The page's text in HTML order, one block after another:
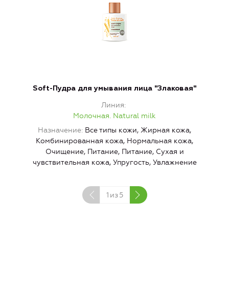
Soft-Пудра для умывания лица "Злаковая"
Линия
Молочная. Natural milk
Назначение Все типы кожи, Жирная кожа,
Комбинированная кожа, Нормальная кожа,
Очищение, Питание, Питание, Сухая и
чувствительная кожа, Упругость, Увлажнение
1 из 5